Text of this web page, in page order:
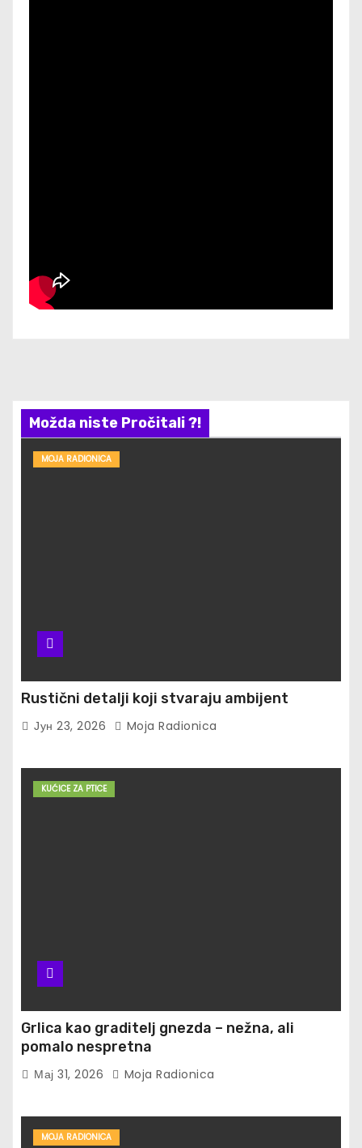
Možda niste Pročitali ?!
MOJA RADIONICA
Rustični detalji koji stvaraju ambijent
Јун 23, 2026 Moja Radionica
KUĆICE ZA PTICE
Grlica kao graditelj gnezda – nežna, ali
pomalo nespretna
Мај 31, 2026 Moja Radionica
MOJA RADIONICA